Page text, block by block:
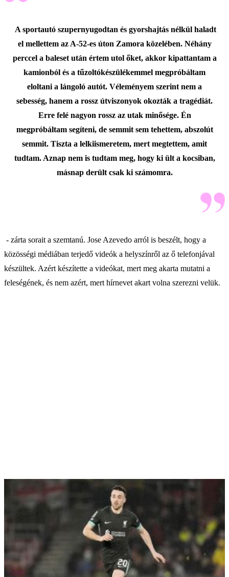
A sportautó szupernyugodtan és gyorshajtás nélkül haladt
el mellettem az A-52-es úton Zamora közelében. Néhány
perccel a baleset után értem utol őket, akkor kipattantam a
kamionból és a tűzoltókészülékemmel megpróbáltam
eloltani a lángoló autót. Véleményem szerint nem a
sebesség, hanem a rossz útviszonyok okozták a tragédiát.
Erre felé nagyon rossz az utak minősége. Én
megpróbáltam segíteni, de semmit sem tehettem, abszolút
semmit. Tiszta a lelkiismeretem, mert megtettem, amit
tudtam. Aznap nem is tudtam meg, hogy ki ült a kocsiban,
másnap derült csak ki számomra.
- zárta sorait a szemtanú. Jose Azevedo arról is beszélt, hogy a
közösségi médiában terjedő videók a helyszínről az ő telefonjával
készültek. Azért készítette a videókat, mert meg akarta mutatni a
feleségének, és nem azért, mert hírnevet akart volna szerezni velük.